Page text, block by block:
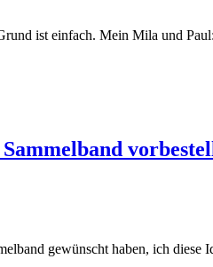
ist einfach. Mein Mila und
gewünscht haben, ich